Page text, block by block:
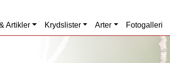
Artikler Krydslister Arter Fotogalleri